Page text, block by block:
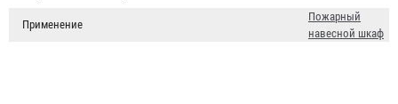
Применение
Пожарный
навесной шкаф